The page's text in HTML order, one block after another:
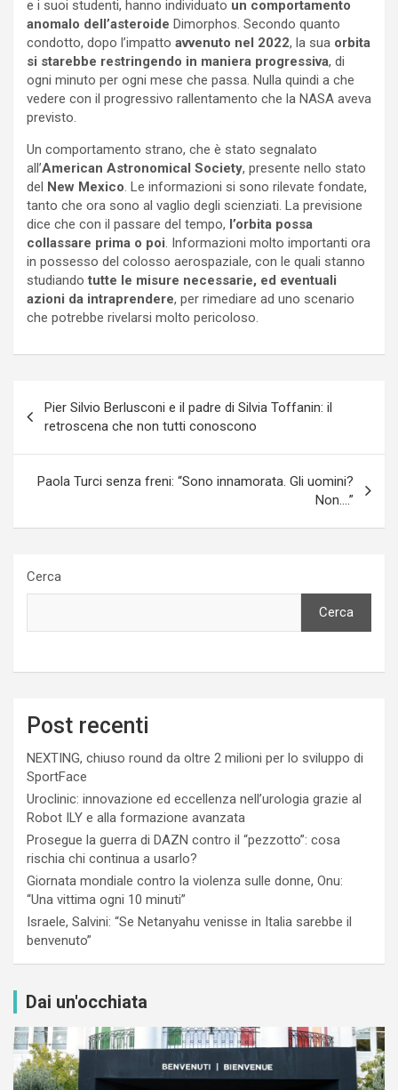
e i suoi studenti, hanno individuato un comportamento
anomalo dell’asteroide Dimorphos. Secondo quanto
condotto, dopo l’impatto avvenuto nel 2022, la sua orbita
si starebbe restringendo in maniera progressiva, di
ogni minuto per ogni mese che passa. Nulla quindi a che
vedere con il progressivo rallentamento che la NASA aveva
previsto.
Un comportamento strano, che è stato segnalato
all’American Astronomical Society, presente nello stato
del New Mexico. Le informazioni si sono rilevate fondate,
tanto che ora sono al vaglio degli scienziati. La previsione
dice che con il passare del tempo, l’orbita possa
collassare prima o poi. Informazioni molto importanti ora
in possesso del colosso aerospaziale, con le quali stanno
studiandotutte le misure necessarie, ed eventuali
azioni da intraprendere, per rimediare ad uno scenario
che potrebbe rivelarsi molto pericoloso.
articoli
Pier Silvio Berlusconi e il padre di Silvia Toffanin: il
retroscena che non tutti conoscono
Paola Turci senza freni: “Sono innamorata. Gli uomini?
Non….”
Cerca
Cerca
Post recenti
NEXTING, chiuso round da oltre 2 milioni per lo sviluppo di
SportFace
Uroclinic: innovazione ed eccellenza nell’urologia grazie al
Robot ILY e alla formazione avanzata
Prosegue la guerra di DAZN contro il “pezzotto”: cosa
rischia chi continua a usarlo?
Giornata mondiale contro la violenza sulle donne, Onu:
“Una vittima ogni 10 minuti”
Israele, Salvini: “Se Netanyahu venisse in Italia sarebbe il
benvenuto”
Dai un'occhiata